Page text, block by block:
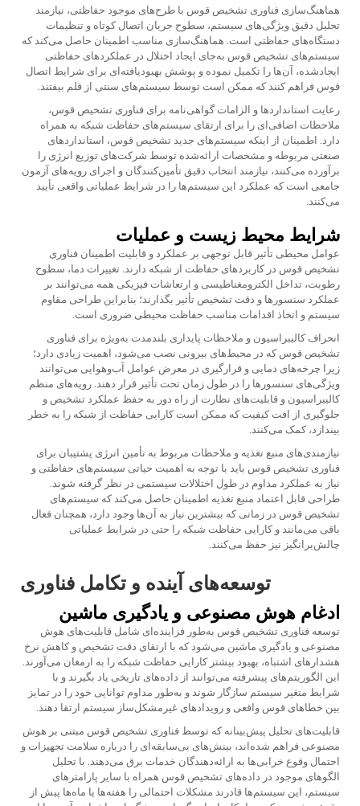
هماهنگ‌سازی فناوری تشخیص قوس با طرح‌های موجود حفاظتی، نیازمند
تحلیل دقیق ویژگی‌های سیستم، سطوح جریان اتصال کوتاه و تنظیمات
دستگاه‌های حفاظتی است. هماهنگ‌سازی مناسب اطمینان حاصل می‌کند که
سیستم‌های تشخیص قوس به‌جای ایجاد اختلال در عملکردهای حفاظتی
ایجادشده، آن‌ها را تکمیل نموده و پوشش بهبودیافته‌ای برای شرایط اتصال
قوس فراهم کنند که ممکن است توسط سیستم‌های سنتی از قلم بیفتند.
رعایت استانداردها و الزامات گواهی‌نامه برای فناوری تشخیص قوس،
ملاحظات اضافی‌ای را برای ارتقای سیستم‌های حفاظت شبکه به همراه
دارد. اطمینان از اینکه سیستم‌های جدید تشخیص قوس، استانداردهای
صنعتی مربوطه و مشخصات ارائه‌شده توسط شرکت‌های توزیع انرژی را
برآورده می‌کنند، نیازمند انتخاب دقیق تأمین‌کنندگان و اجرای رویه‌های آزمون
جامعی است که عملکرد این سیستم‌ها را در شرایط عملیاتی واقعی تأیید
می‌کنند.
شرایط محیط زیست و عملیات
عوامل محیطی تأثیر قابل توجهی بر عملکرد و قابلیت اطمینان فناوری
تشخیص قوس در کاربردهای حفاظت از شبکه دارند. تغییرات دما، سطوح
رطوبت، تداخل الکترومغناطیسی و ارتعاشات فیزیکی همه می‌توانند بر
عملکرد سنسورها و دقت تشخیص تأثیر بگذارند؛ بنابراین طراحی مقاوم
سیستم و اتخاذ اقدامات مناسب حفاظت محیطی ضروری است.
انحراف کالیبراسیون و ملاحظات پایداری بلندمدت به‌ویژه برای فناوری
تشخیص قوس که در محیط‌های بیرونی نصب می‌شود، اهمیت زیادی دارد؛
زیرا چرخه‌های دمایی و قرارگیری در معرض عوامل آب‌وهوایی می‌توانند
ویژگی‌های سنسورها را در طول زمان تحت تأثیر قرار دهند. رویه‌های منظم
کالیبراسیون و قابلیت‌های نظارت از راه دور به حفظ عملکرد تشخیص و
جلوگیری از افت کیفیت که ممکن است کارایی حفاظت از شبکه را به خطر
بیندازد، کمک می‌کنند.
نیازمندی‌های منبع تغذیه و ملاحظات مربوط به تأمین انرژی پشتیبان برای
فناوری تشخیص قوس باید با توجه به اهمیت حیاتی سیستم‌های حفاظتی و
نیاز به عملکرد مداوم در طول اختلالات سیستمی در نظر گرفته شوند.
طراحی قابل اعتماد منبع تغذیه اطمینان حاصل می‌کند که سیستم‌های
تشخیص قوس در زمانی که بیشترین نیاز به آن‌ها وجود دارد، همچنان فعال
باقی می‌مانند و کارایی حفاظت شبکه را حتی در شرایط عملیاتی
چالش‌برانگیز نیز حفظ می‌کنند.
توسعه‌های آینده و تکامل فناوری
ادغام هوش مصنوعی و یادگیری ماشین
توسعه فناوری تشخیص قوس به‌طور فزاینده‌ای شامل قابلیت‌های هوش
مصنوعی و یادگیری ماشین می‌شود که با ارتقای دقت تشخیص و کاهش نرخ
هشدارهای اشتباه، بهبود بیشتر کارایی حفاظت شبکه را به ارمغان می‌آورند.
این الگوریتم‌های پیشرفته می‌توانند از داده‌های تاریخی یاد بگیرند و با
شرایط متغیر سیستم سازگار شوند و به‌طور مداوم توانایی خود را در تمایز
بین خطاهای قوس واقعی و رویدادهای غیرمشکل‌ساز سیستم ارتقا دهند.
قابلیت‌های تحلیل پیش‌بینانه که توسط فناوری تشخیص قوس مبتنی بر هوش
مصنوعی فراهم شده‌اند، بینش‌های بی‌سابقه‌ای را درباره سلامت تجهیزات و
احتمال وقوع خرابی‌ها به ارائه‌دهندگان خدمات برق می‌دهند. با تحلیل
الگوهای موجود در داده‌های تشخیص قوس همراه با سایر پارامترهای
سیستم، این سیستم‌ها قادرند مشکلات احتمالی را هفته‌ها یا ماه‌ها پیش از